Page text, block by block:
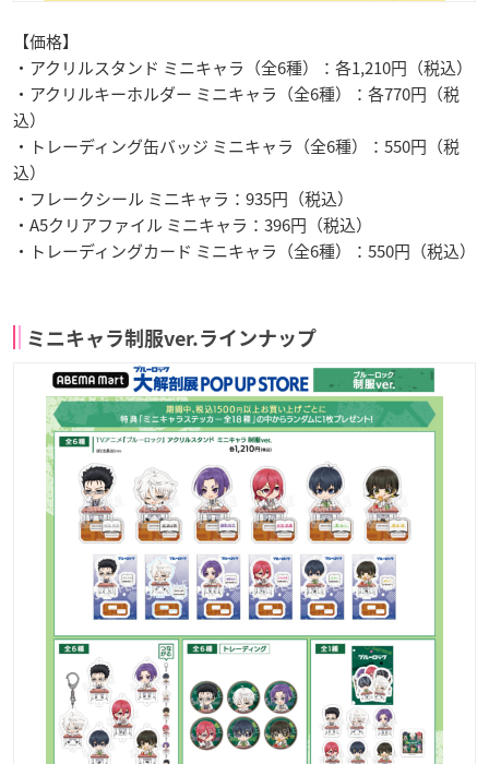
【価格】
・アクリルスタンド ミニキャラ（全6種）：各1,210円（税込）
・アクリルキーホルダー ミニキャラ（全6種）：各770円（税
込）
・トレーディング缶バッジ ミニキャラ（全6種）：550円（税
込）
・フレークシール ミニキャラ：935円（税込）
・A5クリアファイル ミニキャラ：396円（税込）
・トレーディングカード ミニキャラ（全6種）：550円（税込）
ミニキャラ制服ver.ラインナップ